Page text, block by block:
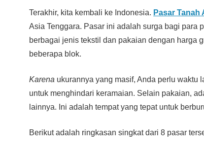
Terakhir, kita kembali ke Indonesia. Pasar Tanah
Asia Tenggara. Pasar ini adalah surga bagi para
berbagai jenis tekstil dan pakaian dengan harga
beberapa blok.
Karena ukurannya yang masif, Anda perlu waktu
untuk menghindari keramaian. Selain pakaian,
lainnya. Ini adalah tempat yang tepat untuk
Berikut adalah ringkasan singkat dari 8 pasar